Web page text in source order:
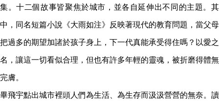
集。十二個故事皆聚焦於城市，並各自延伸出不同的主題。其
中，同名短篇小說《大雨如注》反映著現代的教育問題，當父母
把過多的期望加諸於孩子身上，下一代真能承受得住嗎？以愛之
名，讓這一切看似合理，但也有許多年輕的靈魂，被折磨得體無
完膚。
畢飛宇點出城市裡頭人們為生活、為生存而汲汲營營的無奈。讀